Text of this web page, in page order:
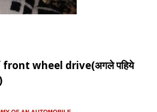
wheel drive(अगले पहिये